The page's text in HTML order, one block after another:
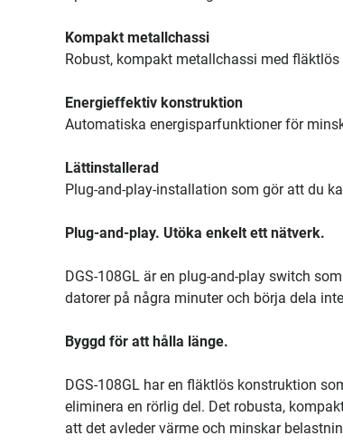
Kompakt metallchassi
Robust, kompakt metallchassi med
Energieffektiv konstruktion
Automatiska energisparfunktioner för
Lättinstallerad
Plug-and-play-installation som gör att du
Plug-and-play. Utöka enkelt ett nätverk.
DGS-108GL är en plug-and-play switch
datorer på några minuter och börja dela
Byggd för att hålla länge.
DGS-108GL har en fläktlös konstruktion
eliminera en rörlig del. Det robusta,
att det avleder värme och minskar